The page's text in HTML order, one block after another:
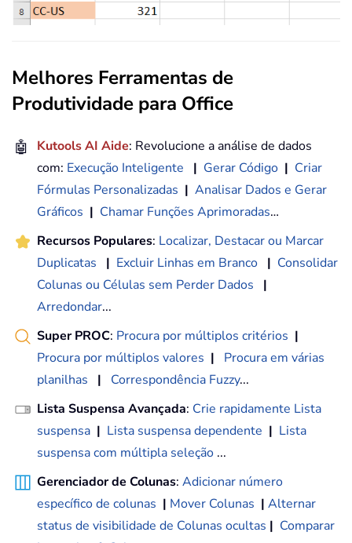
Melhores Ferramentas de
Produtividade para Office
🤖 Kutools AI Aide: Revolucione a análise de dados
com: Execução Inteligente | Gerar Código | Criar
Fórmulas Personalizadas | Analisar Dados e Gerar
Gráficos | Chamar Funções Aprimoradas…
Recursos Populares: Localizar, Destacar ou Marcar
Duplicatas
| Excluir Linhas em Branco | Consolidar
Colunas ou Células sem Perder Dados
|
Arredondar...
Super PROC: Procura por múltiplos critérios |
Procura por múltiplos valores |
Procura em várias
planilhas
| Correspondência Fuzzy...
Lista Suspensa Avançada: Crie rapidamente Lista
suspensa | Lista suspensa dependente | Lista
suspensa com múltipla seleção ...
Gerenciador de Colunas: Adicionar número
específico de colunas | Mover Colunas | Alternar
status de visibilidade de Colunas ocultas | Comparar